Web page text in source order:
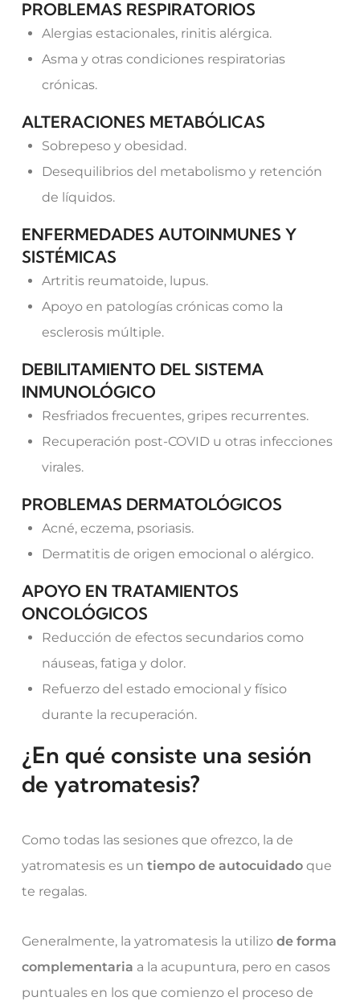
PROBLEMAS RESPIRATORIOS
Alergias estacionales, rinitis alérgica.
Asma y otras condiciones respiratorias
crónicas.
ALTERACIONES METABÓLICAS
Sobrepeso y obesidad.
Desequilibrios del metabolismo y retención
de líquidos.
ENFERMEDADES AUTOINMUNES Y
SISTÉMICAS
Artritis reumatoide, lupus.
Apoyo en patologías crónicas como la
esclerosis múltiple.
DEBILITAMIENTO DEL SISTEMA
INMUNOLÓGICO
Resfriados frecuentes, gripes recurrentes.
Recuperación post-COVID u otras infecciones
virales.
PROBLEMAS DERMATOLÓGICOS
Acné, eczema, psoriasis.
Dermatitis de origen emocional o alérgico.
APOYO EN TRATAMIENTOS
ONCOLÓGICOS
Reducción de efectos secundarios como
náuseas, fatiga y dolor.
Refuerzo del estado emocional y físico
durante la recuperación.
¿En qué consiste una sesión
de yatromatesis?
Como todas las sesiones que ofrezco, la de
yatromatesis es un tiempo de autocuidado que
te regalas.
Generalmente, la yatromatesis la utilizo de forma
complementaria a la acupuntura, pero en casos
puntuales en los que comienzo el proceso de